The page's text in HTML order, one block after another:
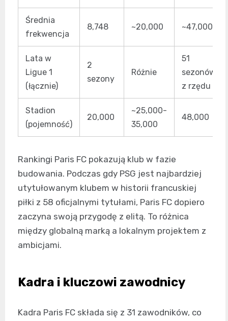
Średnia
frekwencja
8,748 ~20,000 ~47,000
Lata w
Ligue 1
(łącznie)
2
sezony
Różnie
51
sezonów
z rzędu
Stadion
(pojemność)
20,000
~25,000-
35,000
48,000
Rankingi Paris FC pokazują klub w fazie
budowania. Podczas gdy PSG jest najbardziej
utytułowanym klubem w historii francuskiej
piłki z 58 oficjalnymi tytułami, Paris FC dopiero
zaczyna swoją przygodę z elitą. To różnica
między globalną marką a lokalnym projektem z
ambicjami.
Kadra i kluczowi zawodnicy
Kadra Paris FC składa się z 31 zawodników, co